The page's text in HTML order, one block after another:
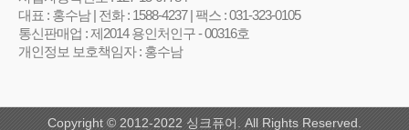
대표 : 홍수남 | 전화 : 1588-4237 | 팩스 : 031-323-0105
통신판매업 : 제2014 용인처인구 - 00316호
개인정보 보호책임자 : 홍수남
Copyright © 2012-2022 싱크퓨어. All Rights Reserved.